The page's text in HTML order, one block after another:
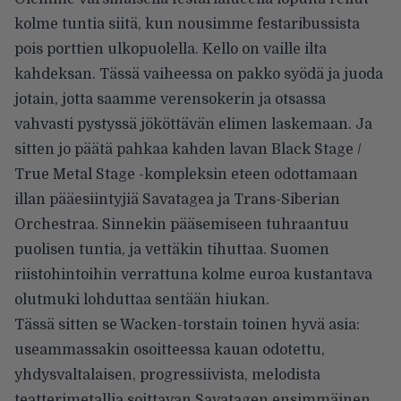
kolme tuntia siitä, kun nousimme festaribussista
pois porttien ulkopuolella. Kello on vaille ilta
kahdeksan. Tässä vaiheessa on pakko syödä ja juoda
jotain, jotta saamme verensokerin ja otsassa
vahvasti pystyssä jököttävän elimen laskemaan. Ja
sitten jo päätä pahkaa kahden lavan Black Stage /
True Metal Stage -kompleksin eteen odottamaan
illan pääesiintyjiä Savatagea ja Trans-Siberian
Orchestraa. Sinnekin pääsemiseen tuhraantuu
puolisen tuntia, ja vettäkin tihuttaa. Suomen
riistohintoihin verrattuna kolme euroa kustantava
olutmuki lohduttaa sentään hiukan.
Tässä sitten se Wacken-torstain toinen hyvä asia:
useammassakin osoitteessa kauan odotettu,
yhdysvaltalaisen, progressiivista, melodista